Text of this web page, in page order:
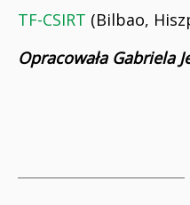
TF-CSIRT (Bilbao,
Opracowała Gabriela